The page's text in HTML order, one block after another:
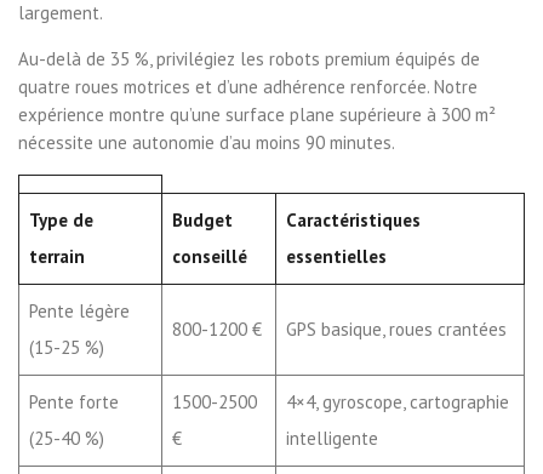
largement.
Au-delà de 35 %, privilégiez les robots premium équipés de
quatre roues motrices et d’une adhérence renforcée. Notre
expérience montre qu’une surface plane supérieure à 300 m²
nécessite une autonomie d’au moins 90 minutes.
Type de
terrain
Budget
conseillé
Caractéristiques
essentielles
Pente légère
(15-25 %)
800-1200 € GPS basique, roues crantées
Pente forte
(25-40 %)
1500-2500
€
4×4, gyroscope, cartographie
intelligente